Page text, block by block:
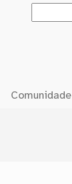
Comunidade